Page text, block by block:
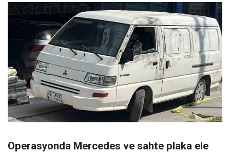
Operasyonda Mercedes ve sahte plaka ele